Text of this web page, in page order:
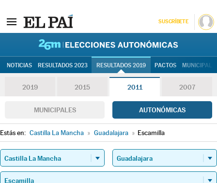
SUSCRÍBETE
NOTICIAS RESULTADOS 2023 RESULTADOS 2019 PACTOS
2019 2015 2011 2007
MUNICIPALES AUTONÓMICAS
Estás en: Castilla La Mancha » Guadalajara » Escamilla